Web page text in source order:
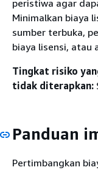
peristiwa agar
Minimalkan biaya
sumber terbuka,
biaya lisensi, atau
Tingkat risiko
tidak diterapkan:
Panduan
Pertimbangkan